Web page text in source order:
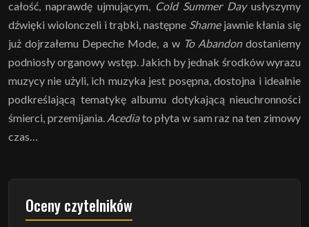
całość, naprawdę ujmującym,
Cold Summer Dayusłyszymy
dźwięki wiolonczeli i trąbki, następne Shamejawnie kłania się
już dojrzałemu Depeche Mode, a w To Abandondostaniemy
podniosły organowy wstęp. Jakich by jednak środków wyrazu
muzycy nie użyli, ich muzyka jest posępna, dostojna i idealnie
podkreślającą tematykę albumu dotykającą nieuchronności
śmierci, przemijania. Acediato płyta w sam raz na ten zimowy
czas…
Oceny czytelników